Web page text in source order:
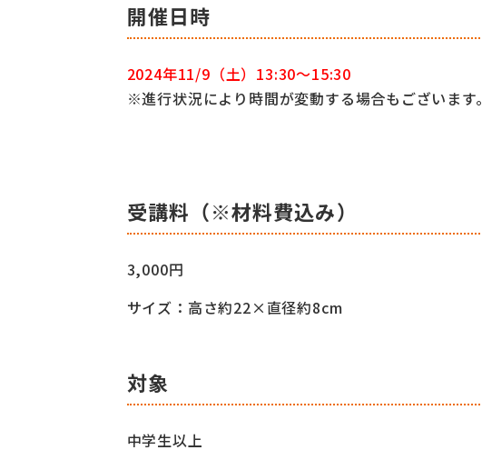
開催日時
2024年11/9（土）13:30～15:30
※進行状況により時間が変動する場合もございます。
受講料（※材料費込み）
3,000円
サイズ：高さ約22×直径約8cm
対象
中学生以上